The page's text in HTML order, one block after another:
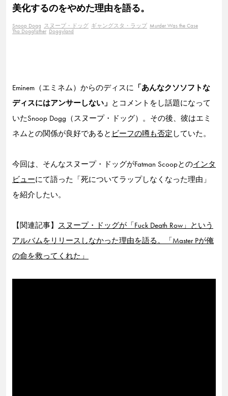
美化するのをやめた理由を語る。
Snoop Dogg スヌープ・ドッグ ギャングスタ・ラップ Murder Was the Case
Tha Doggfather Doggyland
Eminem（エミネム）からのディスに 「あんなクソソフトな
ディスにはアンサーしない」 とコメントをし話題になって
いたSnoop Dogg（スヌープ・ドッグ）。その後、彼はエミ
ネムとの関係が良好であると ビーフの噂も否定 していた。
今回は、そんなスヌープ・ドッグがFatman Scoopとのインタ
ビューにて語った「死についてラップしなくなった理由」
を紹介したい。
【関連記事】 スヌープ・ドッグが「Fuck Death Row」という
アルバムをリリースしなかった理由を語る。「Master Pが俺
の命を救ってくれた」